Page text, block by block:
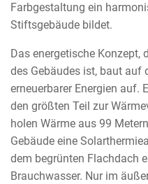
Farbgestaltung ein
Stiftsgebäude bildet.
Das energetische Konzept,
des Gebäudes ist, baut auf
erneuerbarer Energien auf.
den größten Teil zur
holen Wärme aus 99
Gebäude eine
dem begrünten Flachdach
Brauchwasser. Nur im